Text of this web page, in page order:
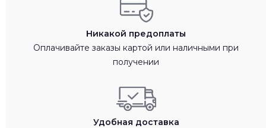
Никакой предоплаты
Оплачивайте заказы картой или наличными при
получении
Удобная доставка